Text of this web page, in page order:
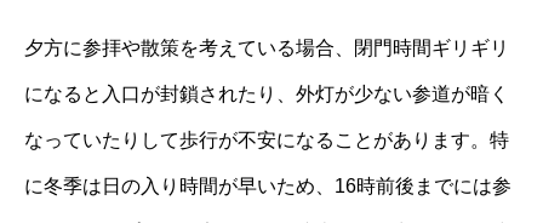
夕方に参拝や散策を考えている場合、閉門時間ギリギリ
になると入口が封鎖されたり、外灯が少ない参道が暗く
なっていたりして歩行が不安になることがあります。特
に冬季は日の入り時間が早いため、16時前後までには参